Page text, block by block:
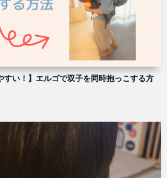
すい！】エルゴで双子を同時抱っこする方